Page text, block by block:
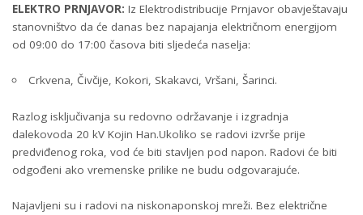
ELEKTRO PRNJAVOR: Iz Elektrodistribucije Prnjavor obavještavaju
stanovništvo da će danas bez napajanja električnom energijom
od 09:00 do 17:00 časova biti sljedeća naselja:
Crkvena, Čivčije, Kokori, Skakavci, Vršani, Šarinci.
Razlog isključivanja su redovno održavanje i izgradnja
dalekovoda 20 kV Kojin Han.Ukoliko se radovi izvrše prije
predviđenog roka, vod će biti stavljen pod napon. Radovi će biti
odgođeni ako vremenske prilike ne budu odgovarajuće.
Najavljeni su i radovi na niskonaponskoj mreži. Bez električne